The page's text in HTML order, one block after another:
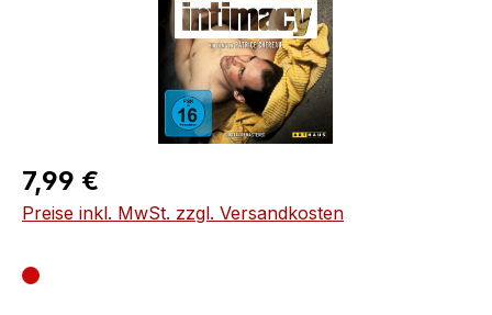
Regulärer Preis:
7,99 €
Preise inkl. MwSt. zzgl. Versandkosten